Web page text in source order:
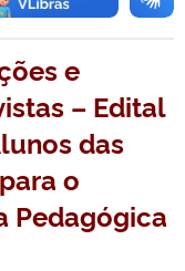
e
– Edital
das
o
Pedagógica